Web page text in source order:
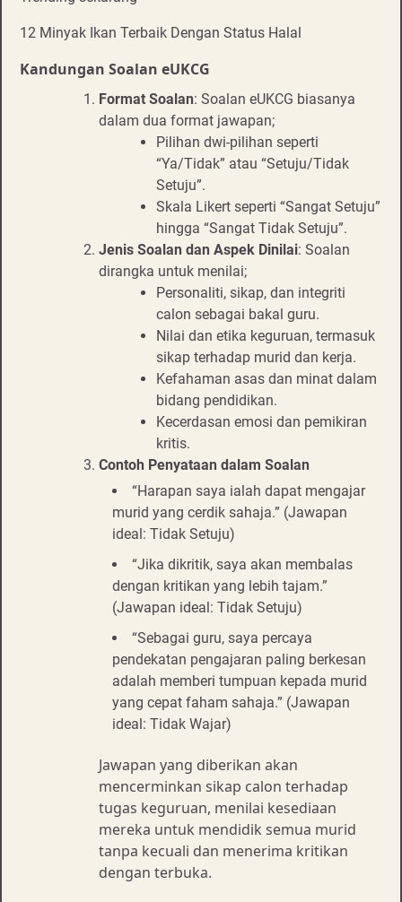
12 Minyak Ikan Terbaik Dengan Status Halal
Kandungan Soalan eUKCG
Format Soalan: Soalan eUKCG biasanya
dalam dua format jawapan;
Pilihan dwi-pilihan seperti
“Ya/Tidak” atau “Setuju/Tidak
Setuju”.
Skala Likert seperti “Sangat Setuju”
hingga “Sangat Tidak Setuju”.
Jenis Soalan dan Aspek Dinilai: Soalan
dirangka untuk menilai;
Personaliti, sikap, dan integriti
calon sebagai bakal guru.
Nilai dan etika keguruan, termasuk
sikap terhadap murid dan kerja.
Kefahaman asas dan minat dalam
bidang pendidikan.
Kecerdasan emosi dan pemikiran
kritis.
Contoh Penyataan dalam Soalan
“Harapan saya ialah dapat mengajar
murid yang cerdik sahaja.” (Jawapan
ideal: Tidak Setuju)
“Jika dikritik, saya akan membalas
dengan kritikan yang lebih tajam.”
(Jawapan ideal: Tidak Setuju)
“Sebagai guru, saya percaya
pendekatan pengajaran paling berkesan
adalah memberi tumpuan kepada murid
yang cepat faham sahaja.” (Jawapan
ideal: Tidak Wajar)
Jawapan yang diberikan akan
mencerminkan sikap calon terhadap
tugas keguruan, menilai kesediaan
mereka untuk mendidik semua murid
tanpa kecuali dan menerima kritikan
dengan terbuka.